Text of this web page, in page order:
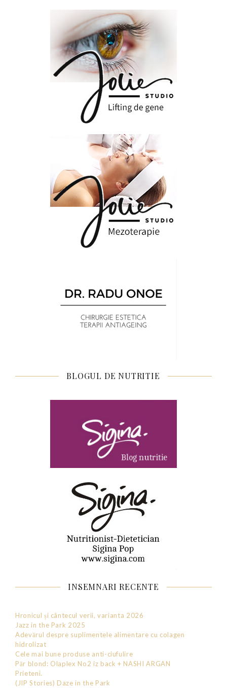
BLOGUL DE NUTRITIE
INSEMNARI RECENTE
Hronicul și cântecul verii, varianta 2026
Jazz in the Park 2025
Adevărul despre suplimentele alimentare cu colagen
hidrolizat
Cele mai bune produse anti-ciufulire
Păr blond: Olaplex No2 iz back + NASHI ARGAN
Prieteni.
(JIP Stories) Daze in the Park